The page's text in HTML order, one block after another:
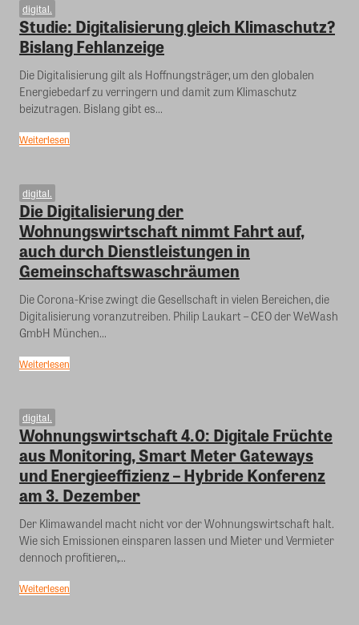
digital.
Studie: Digitalisierung gleich Klimaschutz?
Bislang Fehlanzeige
Die Digitalisierung gilt als Hoffnungsträger, um den globalen
Energiebedarf zu verringern und damit zum Klimaschutz
beizutragen. Bislang gibt es...
Weiterlesen
digital.
Die Digitalisierung der
Wohnungswirtschaft nimmt Fahrt auf,
auch durch Dienstleistungen in
Gemeinschaftswaschräumen
Die Corona-Krise zwingt die Gesellschaft in vielen Bereichen, die
Digitalisierung voranzutreiben. Philip Laukart – CEO der WeWash
GmbH München...
Weiterlesen
digital.
Wohnungswirtschaft 4.0: Digitale Früchte
aus Monitoring, Smart Meter Gateways
und Energieeffizienz – Hybride Konferenz
am 3. Dezember
Der Klimawandel macht nicht vor der Wohnungswirtschaft halt.
Wie sich Emissionen einsparen lassen und Mieter und Vermieter
dennoch profitieren,...
Weiterlesen